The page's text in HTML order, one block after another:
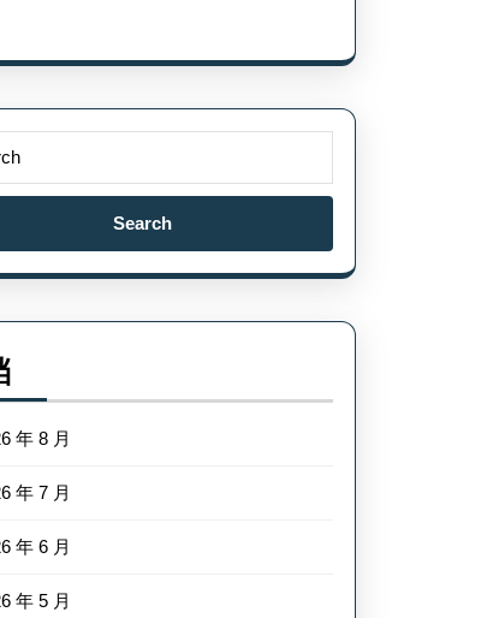
年 8 月
年 7 月
年 6 月
年 5 月